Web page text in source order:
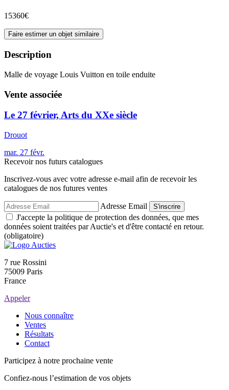
15360€
Faire estimer un objet similaire
Description
Malle de voyage Louis Vuitton en toile enduite
Vente associée
Le 27 février, Arts du XXe siècle
Drouot
mar. 27 févr.
Recevoir nos futurs catalogues
Inscrivez-vous avec votre adresse e-mail afin de recevoir les
catalogues de nos futures ventes
Adresse Email S'inscrire
J'accepte la politique de protection des données, que mes
données soient traitées par Auctie's et d'être contacté en retour.
(obligatoire)
7 rue Rossini
75009 Paris
France
Appeler
Nous connaître
Ventes
Résultats
Contact
Participez à notre prochaine vente
Confiez-nous l’estimation de vos objets